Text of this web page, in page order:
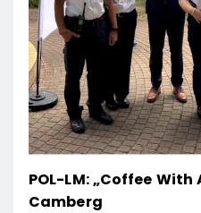
POL-LM: „Coffee With
Camberg